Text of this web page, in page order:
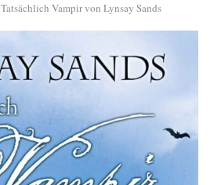
Tatsächlich Vampir von Lynsay Sands